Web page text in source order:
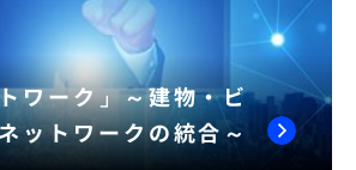
ワーク」～建物・ビ
ットワークの統合～